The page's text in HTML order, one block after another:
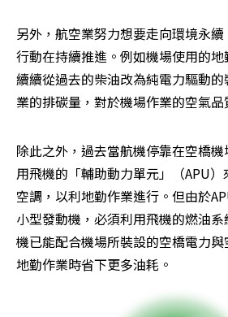
另外，航空業努力想要走向環境永
行動在持續推進。例如機場使用的
續續從過去的柴油改為純電力驅動
業的排碳量，對於機場作業的空氣品
除此之外，過去當航機停靠在空橋
用飛機的「輔助動力單元」（APU
空調，以利地勤作業進行。但由於
小型發動機，必須利用飛機的燃油
機已能配合機場所裝設的空橋電力
地勤作業時省下更多油耗。